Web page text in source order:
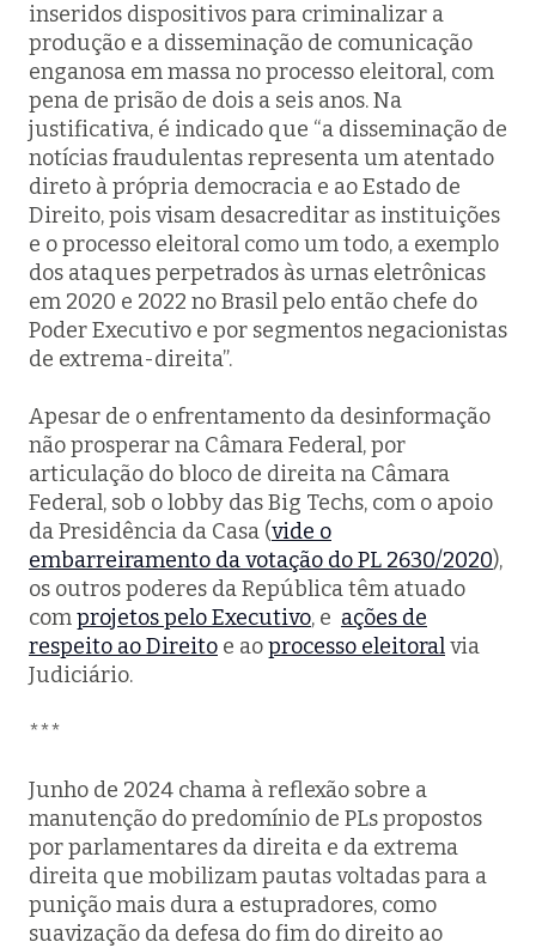
inseridos dispositivos para criminalizar a
produção e a disseminação de comunicação
enganosa em massa no processo eleitoral, com
pena de prisão de dois a seis anos. Na
justificativa, é indicado que “a disseminação de
notícias fraudulentas representa um atentado
direto à própria democracia e ao Estado de
Direito, pois visam desacreditar as instituições
e o processo eleitoral como um todo, a exemplo
dos ataques perpetrados às urnas eletrônicas
em 2020 e 2022 no Brasil pelo então chefe do
Poder Executivo e por segmentos negacionistas
de extrema-direita”.
Apesar de o enfrentamento da desinformação
não prosperar na Câmara Federal, por
articulação do bloco de direita na Câmara
Federal, sob o lobby das Big Techs, com o apoio
da Presidência da Casa (vide o
embarreiramento da votação do PL 2630/2020),
os outros poderes da República têm atuado
comprojetos pelo Executivo, e ações de
respeito ao Direito e aoprocesso eleitoralvia
Judiciário.
***
Junho de 2024 chama à reflexão sobre a
manutenção do predomínio de PLs propostos
por parlamentares da direita e da extrema
direita que mobilizam pautas voltadas para a
punição mais dura a estupradores, como
suavização da defesa do fim do direito ao